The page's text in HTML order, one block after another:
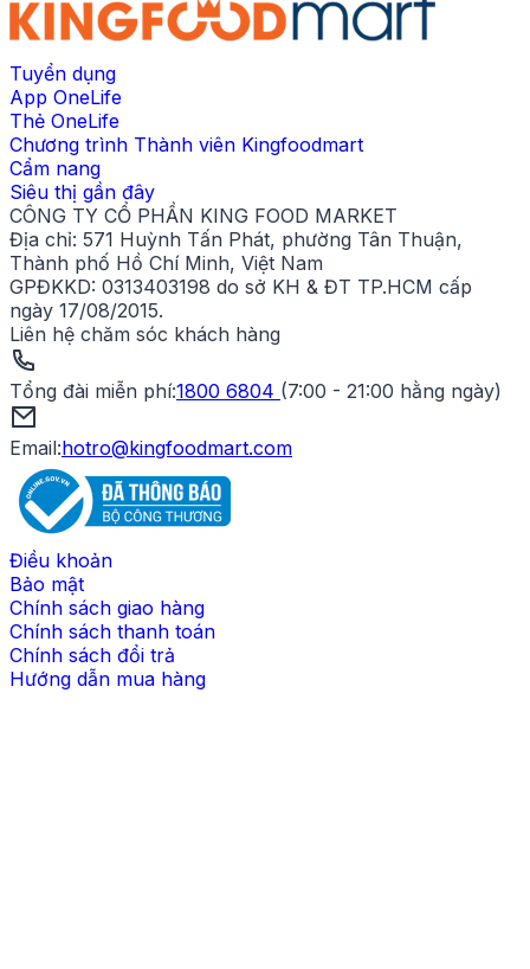
Tuyển dụng
App OneLife
Thẻ OneLife
Chương trình Thành viên Kingfoodmart
Cẩm nang
Siêu thị gần đây
CÔNG TY CỔ PHẦN KING FOOD MARKET
Địa chỉ: 571 Huỳnh Tấn Phát, phường Tân Thuận,
Thành phố Hồ Chí Minh, Việt Nam
GPĐKKD: 0313403198 do sở KH & ĐT TP.HCM cấp
ngày 17/08/2015.
Liên hệ chăm sóc khách hàng
Tổng đài miễn phí:1800 6804 (7:00 - 21:00 hằng ngày)
Email:hotro@kingfoodmart.com
Điều khoản
Bảo mật
Chính sách giao hàng
Chính sách thanh toán
Chính sách đổi trả
Hướng dẫn mua hàng